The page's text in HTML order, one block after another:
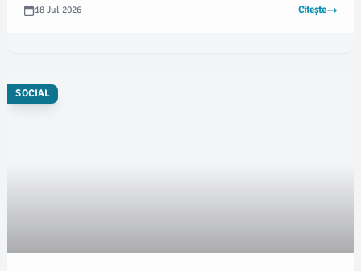
vocaționale au avut parte de candidați din ambele grupuri.
18 Jul 2026 Citește
SOCIAL